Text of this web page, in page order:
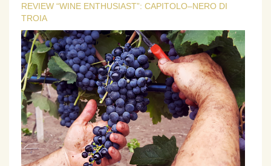
REVIEW “WINE ENTHUSIAST”: CAPITOLO–NERO DI
TROIA